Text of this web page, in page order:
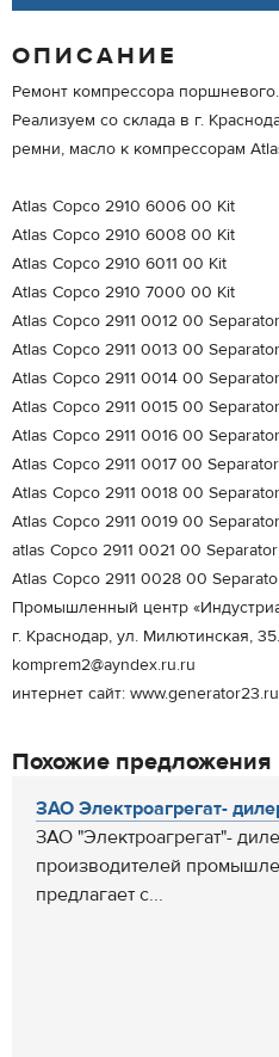
ОПИСАНИЕ
Ремонт компрессора поршневого.
Реализуем со склада в г.
ремни, масло к компрессорам
Atlas Copco 2910 6006 00 Kit
Atlas Copco 2910 6008 00 Kit
Atlas Copco 2910 6011 00 Kit
Atlas Copco 2910 7000 00 Kit
Atlas Copco 2911 0012 00 Separator
Atlas Copco 2911 0013 00 Separator
Atlas Copco 2911 0014 00 Separator
Atlas Copco 2911 0015 00 Separator
Atlas Copco 2911 0016 00 Separator
Atlas Copco 2911 0017 00 Separator
Atlas Copco 2911 0018 00 Separator
Atlas Copco 2911 0019 00 Separator
atlas Copco 2911 0021 00 Separator
Atlas Copco 2911 0028 00
Промышленный центр
г. Краснодар, ул. Милютинская, 35.
komprem2@ayndex.ru.ru
интернет сайт: www.generator23.ru
Похожие предложения
ЗАО Электроагрегат-
ЗАО "Электроагрегат"-
производителей
предлагает с...